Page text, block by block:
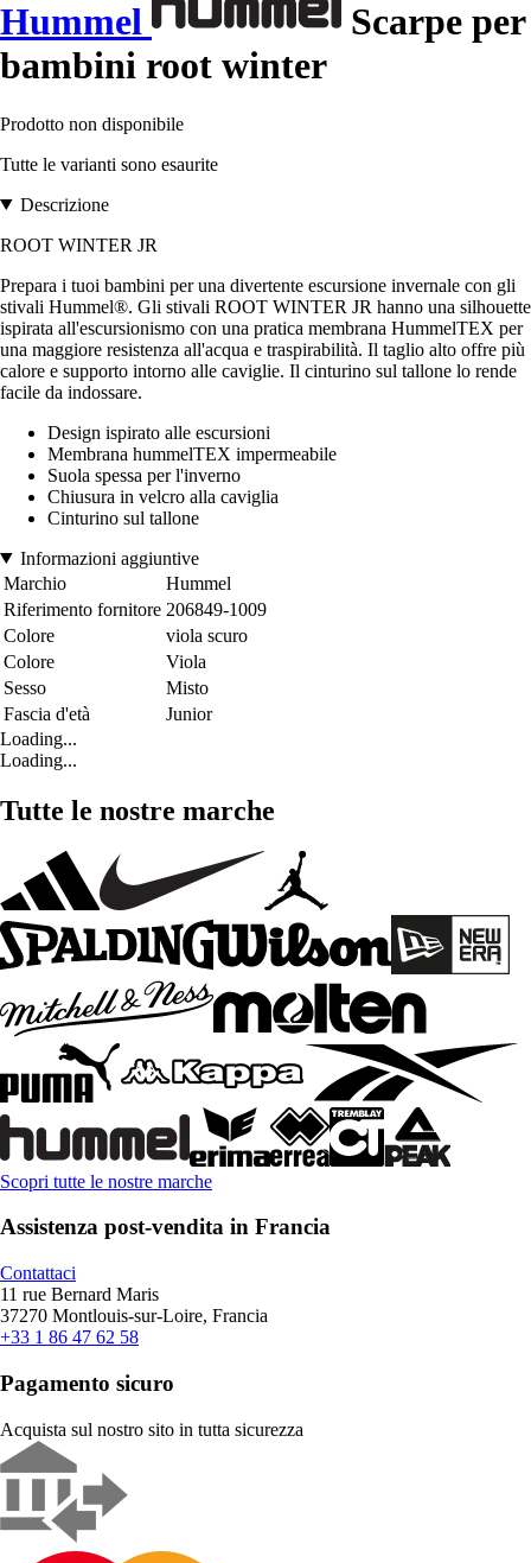
Hummel
Scarpe per
bambini root winter
Prodotto non disponibile
Tutte le varianti sono esaurite
Descrizione
ROOT WINTER JR
Prepara i tuoi bambini per una divertente escursione invernale con gli
stivali Hummel®. Gli stivali ROOT WINTER JR hanno una silhouette
ispirata all'escursionismo con una pratica membrana HummelTEX per
una maggiore resistenza all'acqua e traspirabilità. Il taglio alto offre più
calore e supporto intorno alle caviglie. Il cinturino sul tallone lo rende
facile da indossare.
Design ispirato alle escursioni
Membrana hummelTEX impermeabile
Suola spessa per l'inverno
Chiusura in velcro alla caviglia
Cinturino sul tallone
Informazioni aggiuntive
Marchio
Hummel
Riferimento fornitore 206849-1009
Colore
viola scuro
Colore
Viola
Sesso
Misto
Fascia d'età
Junior
Loading...
Loading...
Tutte le nostre marche
Scopri tutte le nostre marche
Assistenza post-vendita in Francia
Contattaci
11 rue Bernard Maris
37270 Montlouis-sur-Loire, Francia
+33 1 86 47 62 58
Pagamento sicuro
Acquista sul nostro sito in tutta sicurezza